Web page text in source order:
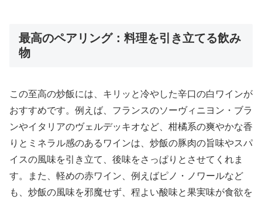
最高のペアリング：料理を引き立てる飲み
物
この至高の炒飯には、キリッと冷やした辛口の白ワインが
おすすめです。例えば、フランスのソーヴィニヨン・ブラ
ンやイタリアのヴェルデッキオなど、柑橘系の爽やかな香
りとミネラル感のあるワインは、炒飯の豚肉の旨味やスパ
イスの風味を引き立て、後味をさっぱりとさせてくれま
す。また、軽めの赤ワイン、例えばピノ・ノワールなど
も、炒飯の風味を邪魔せず、程よい酸味と果実味が食欲を